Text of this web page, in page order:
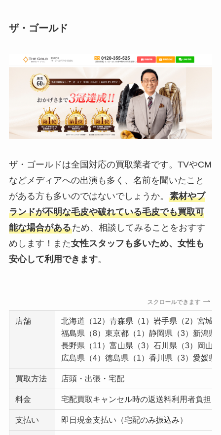
ザ・ゴールド
ザ・ゴールドは全国対応の買取業者です。TVやCM
などメディアへの出演も多く、名前を聞いたこと
がある方も多いのではないでしょうか。 素材やブ
ランドが不明な毛皮や破れている毛皮でも買取可
能な場合があるため、相談してみることをおすす
めします！また女性スタッフも多いため、女性も
安心して利用できます。
スクロールできます
店舗
北海道（12）青森県（1）岩手県（2）宮城
福島県（8）東京都（1）静岡県（3）新潟県
長野県（11）富山県（3）石川県（3）岡山
広島県（4）徳島県（1）香川県（3）愛媛県
買取方法 店頭・出張・宅配
料金 宅配買取キャンセル時の返送料利用者負担
支払い 即日現金支払い（宅配のみ振込み）